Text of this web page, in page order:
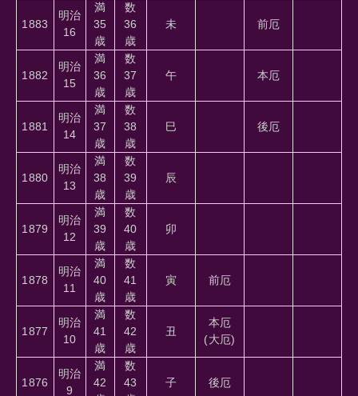
1883
明治
16
満
35
歳
数
36
歳
未 前厄
1882
明治
15
満
36
歳
数
37
歳
午 本厄
1881
明治
14
満
37
歳
数
38
歳
巳 後厄
1880
明治
13
満
38
歳
数
39
歳
辰
1879
明治
12
満
39
歳
数
40
歳
卯
1878
明治
11
満
40
歳
数
41
歳
寅 前厄
1877
明治
10
満
41
歳
数
42
歳
丑
本厄
(大厄)
1876
明治
9
満
42
数
43
子 後厄